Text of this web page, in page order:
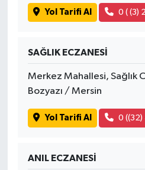
Yol Tarifi Al 0 ( (3)
SAĞLIK ECZANESİ
Merkez Mahallesi, Sağlık
Bozyazı / Mersin
Yol Tarifi Al 0
ANIL ECZANESİ